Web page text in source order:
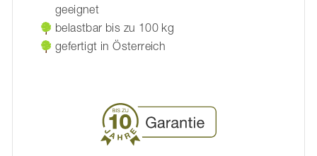
geeignet
belastbar bis zu 100 kg
gefertigt in Österreich